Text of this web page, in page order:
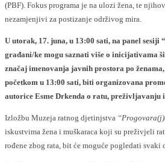
(PBF). Fokus programa je na ulozi žena, te
nezamjenjivi za postizanje održivog mira.
U utorak, 17. juna, u 13:00 sati, na panel sesiji
građani/ke mogu saznati više o inicijativama
značaj imenovanja javnih prostora po
početkom u 13:00 sati, biti organizovana
autorice Esme Drkenda o ratu, preživljavanju
Izložbu Muzeja ratnog djetinjstva
iskustvima žena i muškaraca koji su preživjeli
rođene zbog rata, bit će moguće pogledati svaki